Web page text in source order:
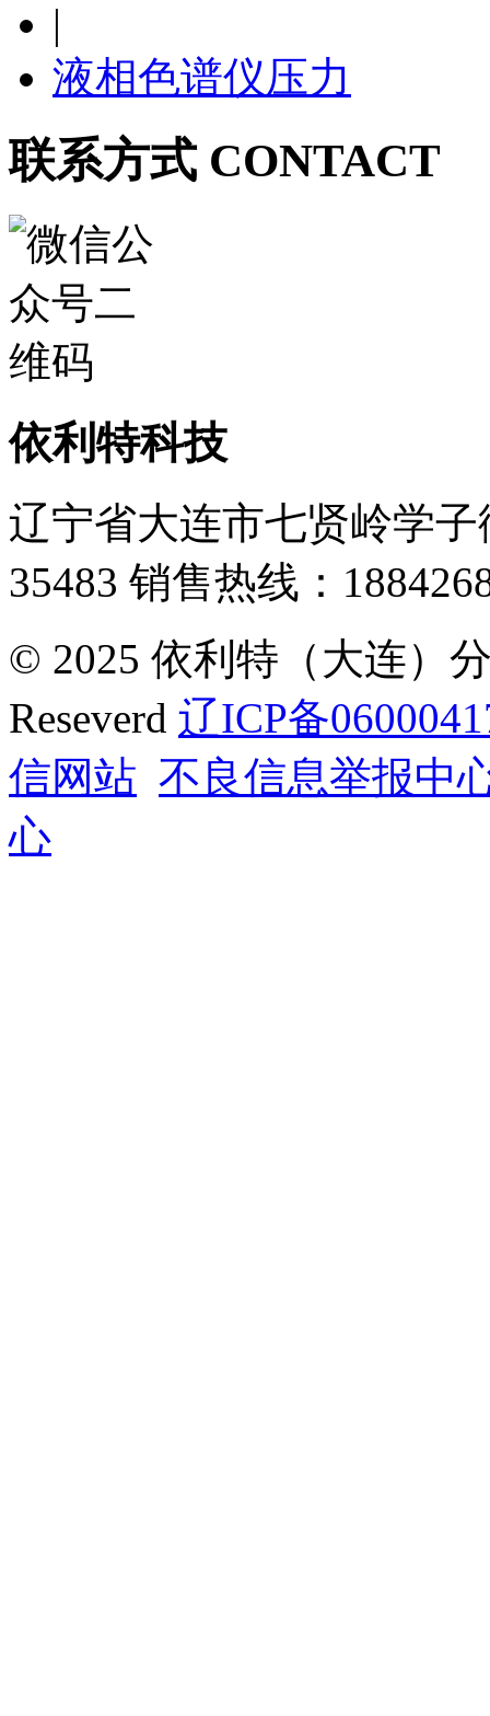
|
液相色谱仪压力
联系方式 CONTACT
依利特科技
辽宁省大连市七贤岭学子
35483 销售热线：
© 2025 依利特（大连）
Reseverd 辽ICP备
信网站 不良信息举报中
心